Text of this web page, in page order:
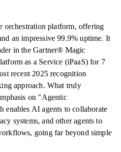
orchestration platform, offering
an impressive 99.9% uptime. It
in the Gartner® Magic
as a Service (iPaaS) for 7
recent 2025 recognition
approach. What truly
on "Agentic
enables AI agents to collaborate
systems, and other agents to
going far beyond simple